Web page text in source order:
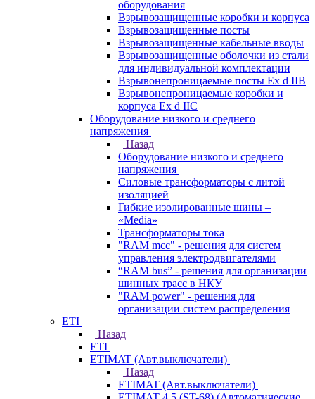
оборудования
Взрывозащищенные коробки и корпуса
Взрывозащищенные посты
Взрывозащищенные кабельные вводы
Взрывозащищенные оболочки из стали
для индивидуальной комплектации
Взрывонепроницаемые посты Ex d IIB
Взрывонепроницаемые коробки и
корпуса Ex d IIС
Оборудование низкого и среднего
напряжения
Назад
Оборудование низкого и среднего
напряжения
Силовые трансформаторы с литой
изоляцией
Гибкие изолированные шины –
«Media»
Трансформаторы тока
"RAM mcc" - решения для систем
управления электродвигателями
“RAM bus” - решения для организации
шинных трасс в НКУ
"RAM power" - решения для
организации систем распределения
ETI
Назад
ETI
ETIMAT (Авт.выключатели)
Назад
ETIMAT (Авт.выключатели)